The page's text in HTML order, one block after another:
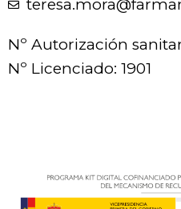
Nº Autorización
Nº Licenciado: 1901